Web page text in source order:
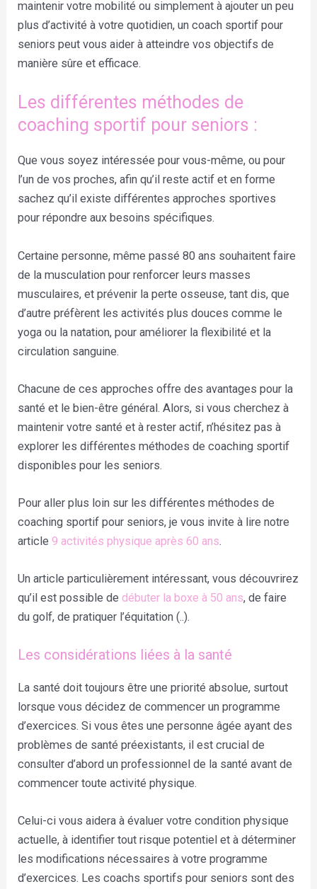
maintenir votre mobilité ou simplement à ajouter un peu
plus d’activité à votre quotidien, un coach sportif pour
seniors peut vous aider à atteindre vos objectifs de
manière sûre et efficace.
Les différentes méthodes de
coaching sportif pour seniors :
Que vous soyez intéressée pour vous-même, ou pour
l’un de vos proches, afin qu’il reste actif et en forme
sachez qu’il existe différentes approches sportives
pour répondre aux besoins spécifiques.
Certaine personne, même passé 80 ans souhaitent faire
de la musculation pour renforcer leurs masses
musculaires, et prévenir la perte osseuse, tant dis, que
d’autre préfèrent les activités plus douces comme le
yoga ou la natation, pour améliorer la flexibilité et la
circulation sanguine.
Chacune de ces approches offre des avantages pour la
santé et le bien-être général. Alors, si vous cherchez à
maintenir votre santé et à rester actif, n’hésitez pas à
explorer les différentes méthodes de coaching sportif
disponibles pour les seniors.
Pour aller plus loin sur les différentes méthodes de
coaching sportif pour seniors, je vous invite à lire notre
article9 activités physique après 60 ans.
Un article particulièrement intéressant, vous découvrirez
qu’il est possible dedébuter la boxe à 50 ans, de faire
du golf, de pratiquer l’équitation (..).
Les considérations liées à la santé
La santé doit toujours être une priorité absolue, surtout
lorsque vous décidez de commencer un programme
d’exercices. Si vous êtes une personne âgée ayant des
problèmes de santé préexistants, il est crucial de
consulter d’abord un professionnel de la santé avant de
commencer toute activité physique.
Celui-ci vous aidera à évaluer votre condition physique
actuelle, à identifier tout risque potentiel et à déterminer
les modifications nécessaires à votre programme
d’exercices. Les coachs sportifs pour seniors sont des